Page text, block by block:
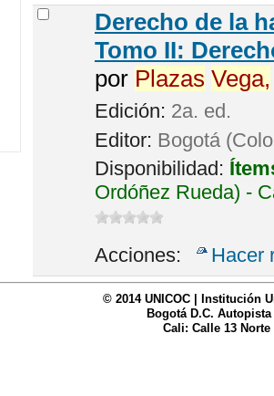
Derecho de la
Tomo II:
por Plazas Vega,
Edición: 2a. ed.
Editor: Bogotá
Disponibilidad:
Ordóñez Rueda) -
Acciones: Hacer
© 2014 UNICOC | Institución
Bogotá D.C. Autopista
Cali: Calle 13 Norte